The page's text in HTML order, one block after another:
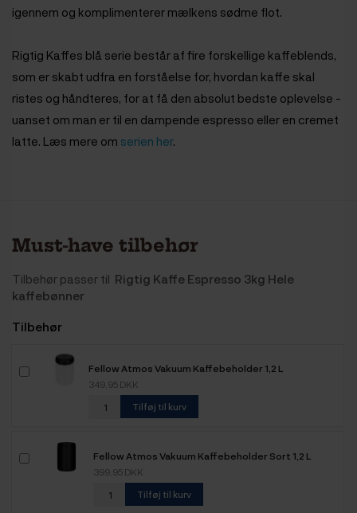
igennem og komplimenterer mælkens sødme flot.
Rigtig Kaffes blå serie består af fire forskellige kaffeblends,
som er skabt udfra en forståelse for, hvordan kaffe skal
ristes og håndteres, for at få den absolut bedste oplevelse -
uanset om man er til en dampende espresso eller en cremet
latte. Læs mere om serien her.
Must-have tilbehør
Tilbehør passer til Rigtig Kaffe Espresso 3kg Hele
kaffebønner
Tilbehør
Fellow Atmos Vakuum Kaffebeholder 1,2 L
349,95 DKK
Tilføj til kurv
Fellow Atmos Vakuum Kaffebeholder Sort 1,2 L
399,95 DKK
Tilføj til kurv